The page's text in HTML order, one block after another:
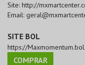
Site: http://
Email:
SITE BOL
https://
COMPRAR